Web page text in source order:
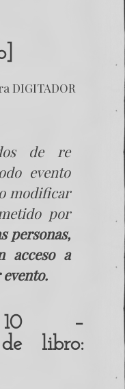
de re
evento
modificar
por
personas,
acceso a
10 –
libro: